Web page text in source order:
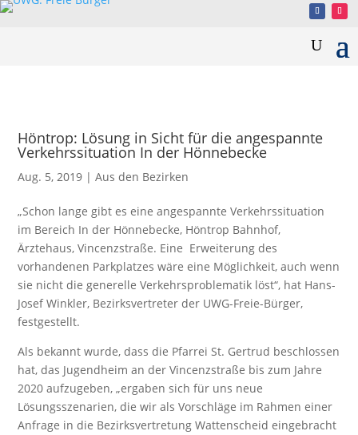
Höntrop: Lösung in Sicht für die angespannte
Verkehrssituation In der Hönnebecke
Aug. 5, 2019 |Aus den Bezirken
„Schon lange gibt es eine angespannte Verkehrssituation
im Bereich In der Hönnebecke, Höntrop Bahnhof,
Ärztehaus, Vincenzstraße. Eine Erweiterung des
vorhandenen Parkplatzes wäre eine Möglichkeit, auch wenn
sie nicht die generelle Verkehrsproblematik löst“, hat Hans-
Josef Winkler, Bezirksvertreter der UWG-Freie-Bürger,
festgestellt.
Als bekannt wurde, dass die Pfarrei St. Gertrud beschlossen
hat, das Jugendheim an der Vincenzstraße bis zum Jahre
2020 aufzugeben, „ergaben sich für uns neue
Lösungsszenarien, die wir als Vorschläge im Rahmen einer
Anfrage in die Bezirksvertretung Wattenscheid eingebracht